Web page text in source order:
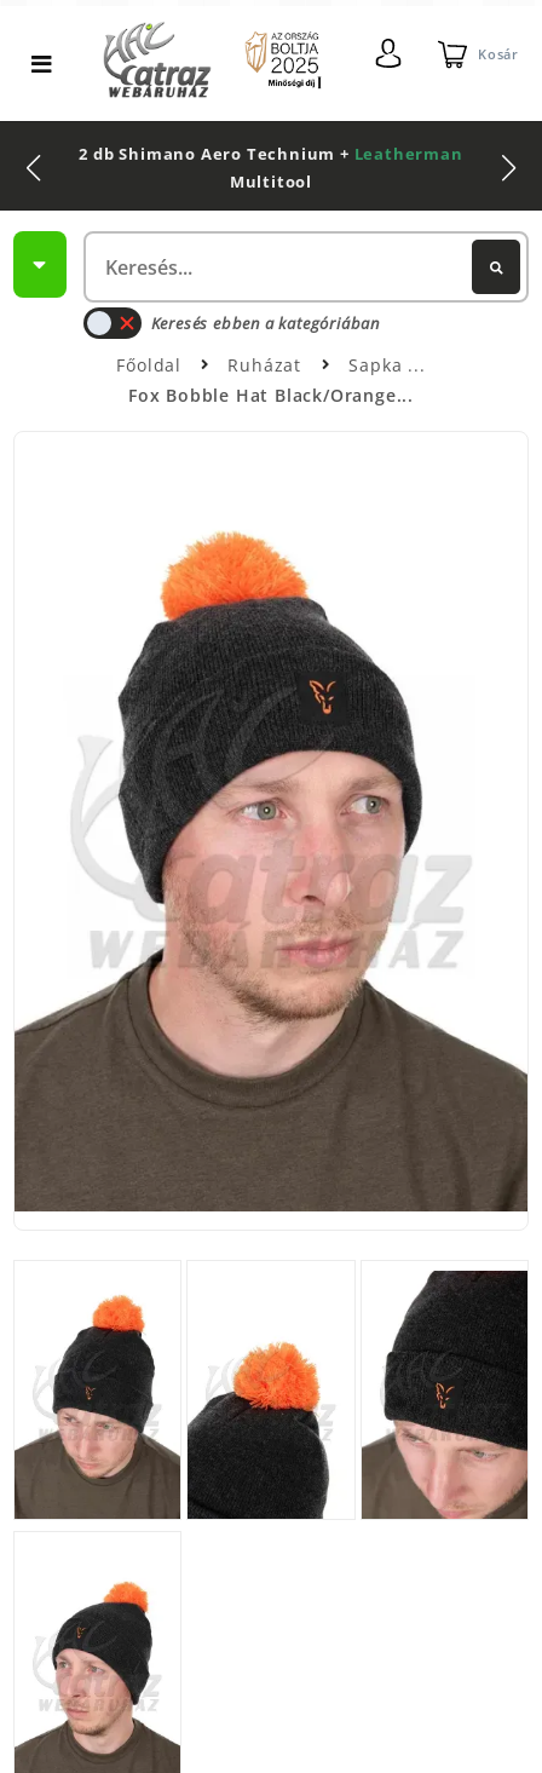
Kosár
2 db Shimano Aero Technium + Leatherman
Multitool
Keresés ebben a kategóriában
Főoldal Ruházat
Sapka
Fox Bobble Hat Black/Orange...